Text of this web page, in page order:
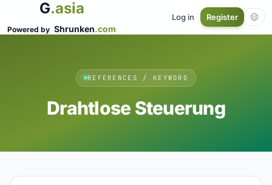
G.asia
Powered by Shrunken.com
Log in Register
REFERENCES / KEYWORD
Drahtlose Steuerung